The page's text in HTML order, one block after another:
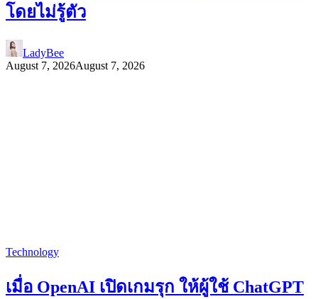
โดยไม่รู้ตัว
LadyBee
August 7, 2026August 7, 2026
Technology
เมื่อ OpenAI เปิดเกมรุก ให้ผู้ใช้ ChatGPT